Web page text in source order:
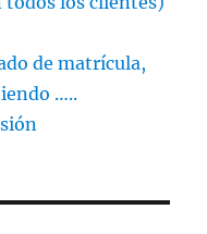
de matrícula,
…..